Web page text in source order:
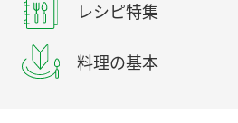
レシピ特集
料理の基本